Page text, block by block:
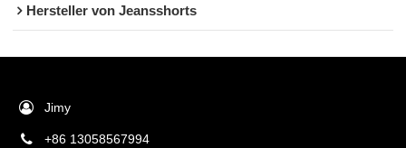
Hersteller von Jeansshorts
Jimy
+86 13058567994